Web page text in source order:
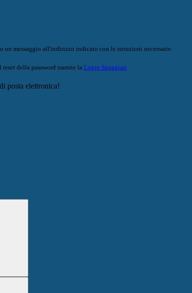
un messaggio all'indirizzo indicato con le istruzioni necessarie.
della password tramite la Login Spaggiari
posta elettronica!